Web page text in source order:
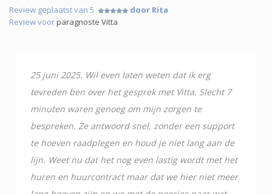
Review geplaatst van 5
door Rita
Review voorparagnoste Vitta
25 juni 2025. Wil even laten weten dat ik erg
tevreden ben over het gesprek met Vitta. Slecht 7
minuten waren genoeg om mijn zorgen te
bespreken. Ze antwoord snel, zonder een support
te hoeven raadplegen en houd je niet lang aan de
lijn. Weet nu dat het nog even lastig wordt met het
huren en huurcontract maar dat we hier niet meer